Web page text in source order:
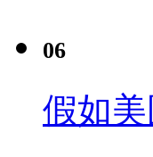
06
假如